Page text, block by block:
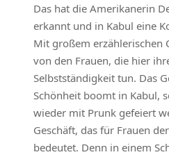
Das hat die Amerikanerin
erkannt und in Kabul eine
Mit großem erzählerischen
von den Frauen, die hier
Selbstständigkeit tun. Das
Schönheit boomt in Kabul,
wieder mit Prunk gefeiert
Geschäft, das für Frauen
bedeutet. Denn in einem